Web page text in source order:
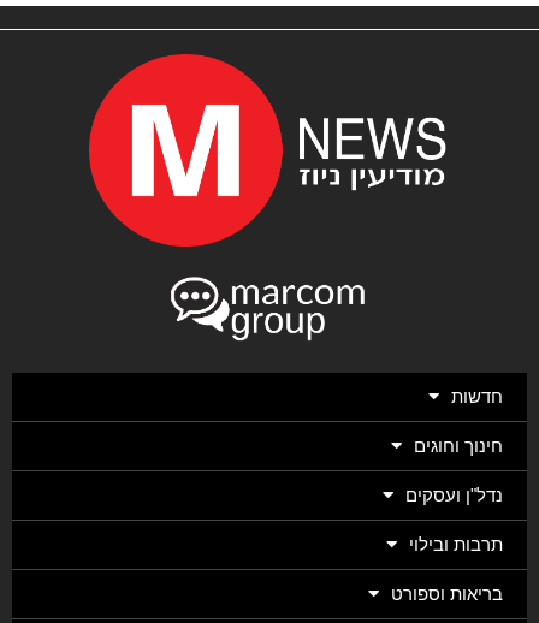
חדשות
חינוך וחוגים
נדל"ן ועסקים
תרבות ובילוי
בריאות וספורט